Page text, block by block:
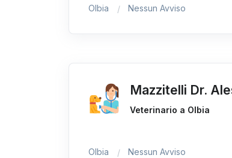
Olbia Nessun Avviso
Mazzitelli Dr.
Veterinario a Olbia
Olbia Nessun Avviso